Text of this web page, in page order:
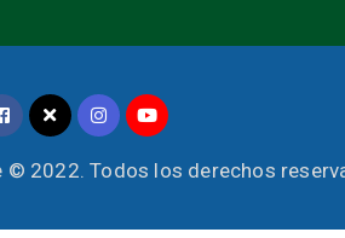
© 2022. Todos los derechos